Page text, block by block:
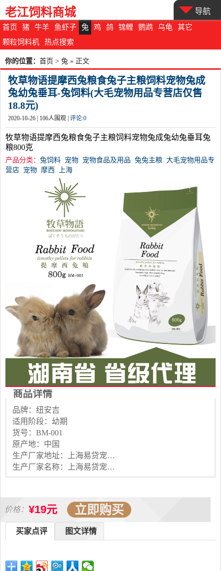
首页 猪 牛羊 鱼虾子 兔 鸡 鸽 锦鲤 鹦鹉 乌龟
其它
颗粒饲料机
热点搜索
老江饲料商城 导航
你的位置： 首页 > 兔 » 正文
牧草物语提摩西兔粮食兔子主粮饲料宠物兔成
兔幼兔垂耳-兔饲料(大毛宠物用品专营店仅售
18.8元)
2020-10-26 | 106人围观 | 评论:0
牧草物语提摩西兔粮食兔子主粮饲料宠物兔成兔幼兔垂耳兔
粮800克
产品分类： 兔饲料 宠物 宠物食品及用品 兔兔主粮 大毛宠物用品专
营店 宠物 摩西 上海
商品详情
品牌：纽安吉
适用阶段：幼期
货号：BM-001
原产地：中国
生产厂家地址：上海易贷宠物有限公司
生产厂家名称：上海易贷宠物有限公司
价格： ¥19元 立即购买
图文详情
买家点评